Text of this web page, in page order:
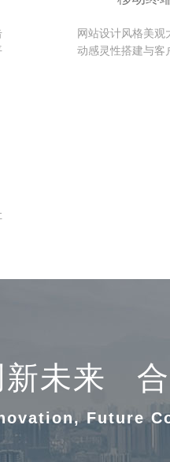
网站设计风格美观
动感灵性搭建与客
新未来
Future